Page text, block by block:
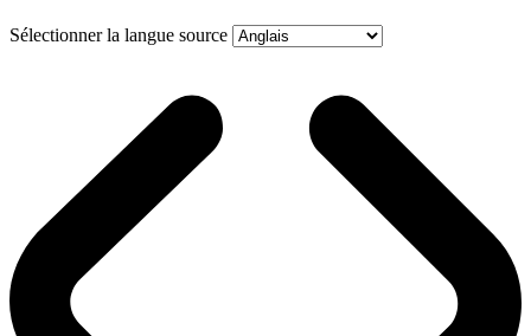
Sélectionner la langue source